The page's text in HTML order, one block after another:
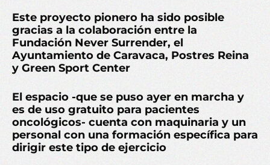
Este proyecto pionero ha sido posible
gracias a la colaboración entre la
Fundación Never Surrender, el
Ayuntamiento de Caravaca, Postres Reina
y Green Sport Center
El espacio -que se puso ayer en marcha y
es de uso gratuito para pacientes
oncológicos- cuenta con maquinaria y un
personal con una formación específica para
dirigir este tipo de ejercicio